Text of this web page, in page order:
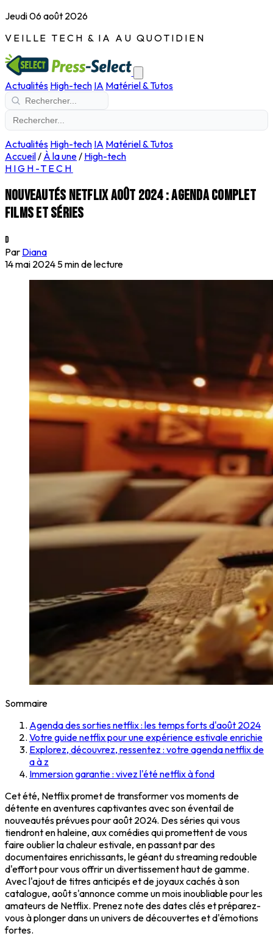
Jeudi 06 août 2026
VEILLE TECH & IA AU QUOTIDIEN
Actualités High-tech IA Matériel & Tutos
Actualités High-tech IA Matériel & Tutos
Accueil/ À la une/ High-tech
HIGH-TECH
Nouveautés Netflix Août 2024 : Agenda complet
films et séries
D
Par Diana
14 mai 2024 5 min de lecture
Sommaire
Agenda des sorties netflix : les temps forts d'août 2024
Votre guide netflix pour une expérience estivale enrichie
Explorez, découvrez, ressentez : votre agenda netflix de
a à z
Immersion garantie : vivez l'été netflix à fond
Cet été, Netflix promet de transformer vos moments de
détente en aventures captivantes avec son éventail de
nouveautés prévues pour août 2024. Des séries qui vous
tiendront en haleine, aux comédies qui promettent de vous
faire oublier la chaleur estivale, en passant par des
documentaires enrichissants, le géant du streaming redouble
d'effort pour vous offrir un divertissement haut de gamme.
Avec l'ajout de titres anticipés et de joyaux cachés à son
catalogue, août s'annonce comme un mois inoubliable pour les
amateurs de Netflix. Prenez note des dates clés et préparez-
vous à plonger dans un univers de découvertes et d'émotions
fortes.